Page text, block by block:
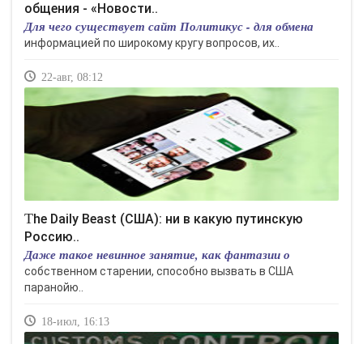
общения - «Новости..
Для чего существует сайт Политикус - для обмена
информацией по широкому кругу вопросов, их..
22-авг, 08:12
The Daily Beast (США): ни в какую путинскую
Россию..
Даже такое невинное занятие, как фантазии о
собственном старении, способно вызвать в США
паранойю..
18-июл, 16:13